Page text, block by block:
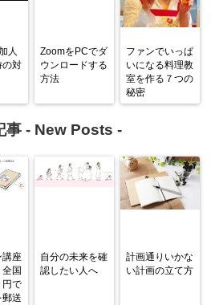
人
の対
ZoomをPCでダ
ウンロードする
方法
ファンでいっぱ
いになる料理教
室を作る７つの
秘密
事 - New Posts -
講座
国
円で
送
自分の未来を確
認したい人へ
計画通りいかな
い計画の立て方